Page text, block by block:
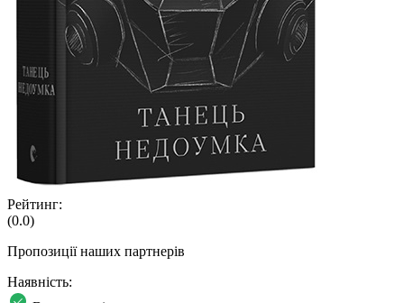
Рейтинг:
(0.0)
Пропозиції наших партнерів
Наявність: